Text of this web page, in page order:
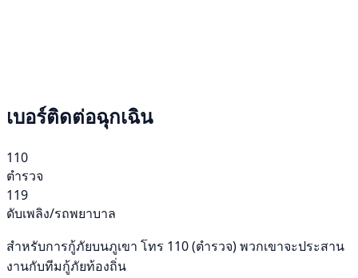
เบอร์ติดต่อฉุกเฉิน
110
ตำรวจ
119
ดับเพลิง/รถพยาบาล
สำหรับการกู้ภัยบนภูเขา โทร 110 (ตำรวจ) พวกเขาจะประสาน
งานกับทีมกู้ภัยท้องถิ่น